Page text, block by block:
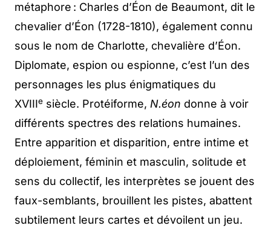
métaphore : Charles d’Éon de Beaumont, dit le
chevalier d’Éon (1728-1810), également connu
sous le nom de Charlotte, chevalière d’Éon.
Diplomate, espion ou espionne, c’est l’un des
personnages les plus énigmatiques du
XVIIIe siècle. Protéiforme, N.éon donne à voir
différents spectres des relations humaines.
Entre apparition et disparition, entre intime et
déploiement, féminin et masculin, solitude et
sens du collectif, les interprètes se jouent des
faux-semblants, brouillent les pistes, abattent
subtilement leurs cartes et dévoilent un jeu.